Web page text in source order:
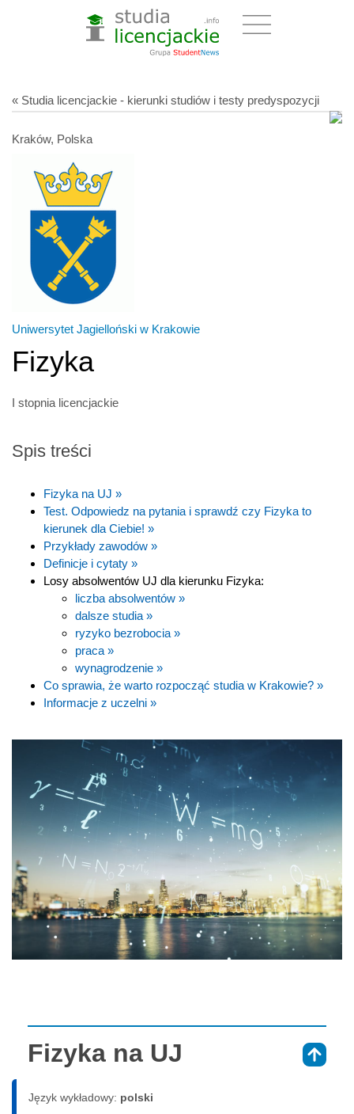
« Studia licencjackie - kierunki studiów i testy predyspozycji
Kraków, Polska
Uniwersytet Jagielloński w Krakowie
Fizyka
I stopnia licencjackie
Spis treści
Fizyka na UJ »
Test. Odpowiedz na pytania i sprawdź czy Fizyka to
kierunek dla Ciebie! »
Przykłady zawodów »
Definicje i cytaty »
Losy absolwentów UJ dla kierunku Fizyka:
liczba absolwentów »
dalsze studia »
ryzyko bezrobocia »
praca »
wynagrodzenie »
Co sprawia, że warto rozpocząć studia w Krakowie? »
Informacje z uczelni »
Fizyka na UJ
Język wykładowy: polski